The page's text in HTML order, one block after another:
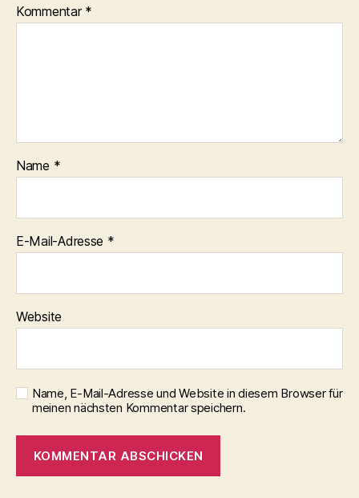
Kommentar *
Name *
E-Mail-Adresse *
Website
Name, E-Mail-Adresse und Website in diesem Browser für
meinen nächsten Kommentar speichern.